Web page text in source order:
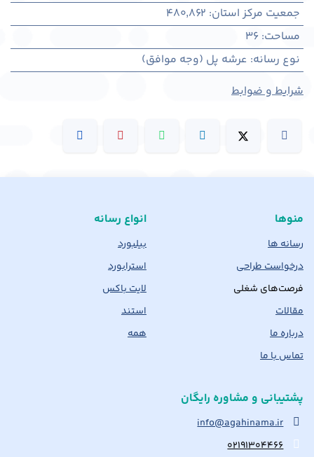
جمعیت مرکز استان:
480,862
مساحت:
36
نوع رسانه: عرشه پل (وجه موافق)
شرایط و ضوابط
منوها
رسانه ها
درخواست طراحی
فرصت‌های شغلی
مقالات
درباره ما
تماس با ما
انواع رسانه
بیلبورد
استرابورد
لایت باکس
استند
همه
پشتیبانی و مشاوره رایگان
info@agahinama.ir
۰۲۱۹۱۳۰۴۴۶۶